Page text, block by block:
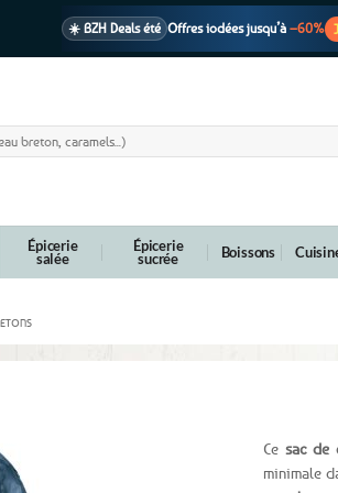
☀️ BZH Deals été Offres iodées jusqu’à –60%
Épicerie
salée
Épicerie
sucrée Boissons
Ce sac de
minimale